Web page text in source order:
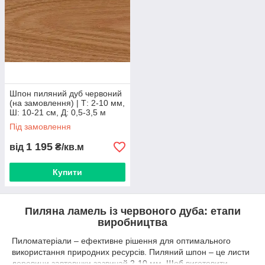
Пиляний шпон (ламель) з червоного дуба
відвантажується після повної оплати.
Розміри пачок надасть менеджер за запитом.
Шпон пиляний дуб червоний
(на замовлення) | Т: 2-10 мм,
Ш: 10-21 см, Д: 0,5-3,5 м
Під замовлення
від 1 195 ₴/кв.м
Купити
Пиляна ламель із червоного дуба: етапи
виробництва
Пиломатеріали – ефективне рішення для оптимального
використання природних ресурсів. Пиляний шпон – це листи
деревини завтовшки зазвичай 2-10 мм. Щоб виготовити